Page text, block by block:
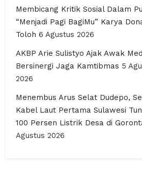
Membicang Kritik Sosial Dalam
“Menjadi Pagi BagiMu” Karya
Toloh 6 Agustus 2026
AKBP Arie Sulistyo Ajak Awak
Bersinergi Jaga Kamtibmas 5
2026
Menembus Arus Selat Dudepo,
Kabel Laut Pertama Sulawesi
100 Persen Listrik Desa di
Agustus 2026